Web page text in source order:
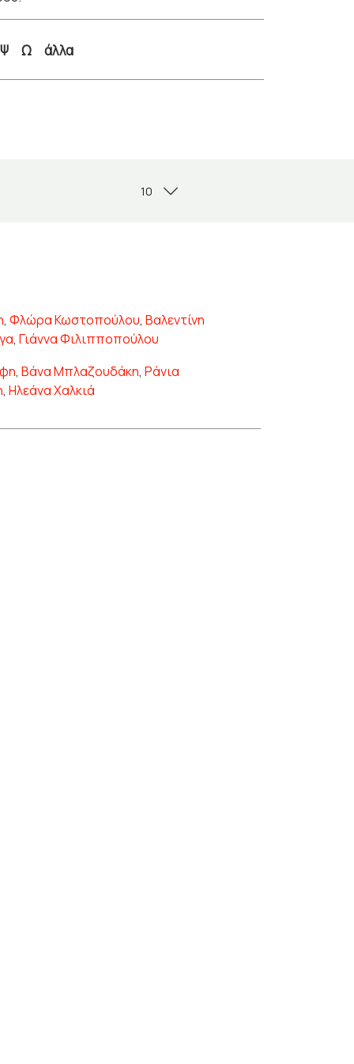
Ψ Ω άλλα
, Φλώρα Κωστοπούλου, Βαλεντίνη
, Γιάννα Φιλιπποπούλου
, Βάνα Μπλαζουδάκη, Ράνια
, Ηλεάνα Χαλκιά